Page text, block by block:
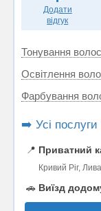
Додати
відгук
Тонування
Освітлення
Фарбування
➡️ Усі послуги
📍 Приватний
Кривий Ріг,
🚗 Виїзд